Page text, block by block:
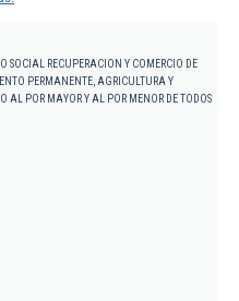
SOCIAL RECUPERACION Y COMERCIO DE
PERMANENTE, AGRICULTURA Y
AL POR MAYOR Y AL POR MENOR DE TODOS